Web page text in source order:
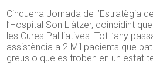
Cinquena Jornada de l’Estratègia
l’Hospital Son Llàtzer, coincidint
les Cures Pal·liatives. Tot l’any
assistència a 2 Mil pacients que
greus o que es troben en un estat